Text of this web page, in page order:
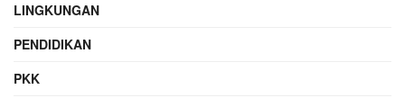
LINGKUNGAN
PENDIDIKAN
PKK